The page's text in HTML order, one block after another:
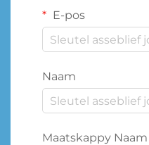
E-pos
Naam
Maatskappy Naam